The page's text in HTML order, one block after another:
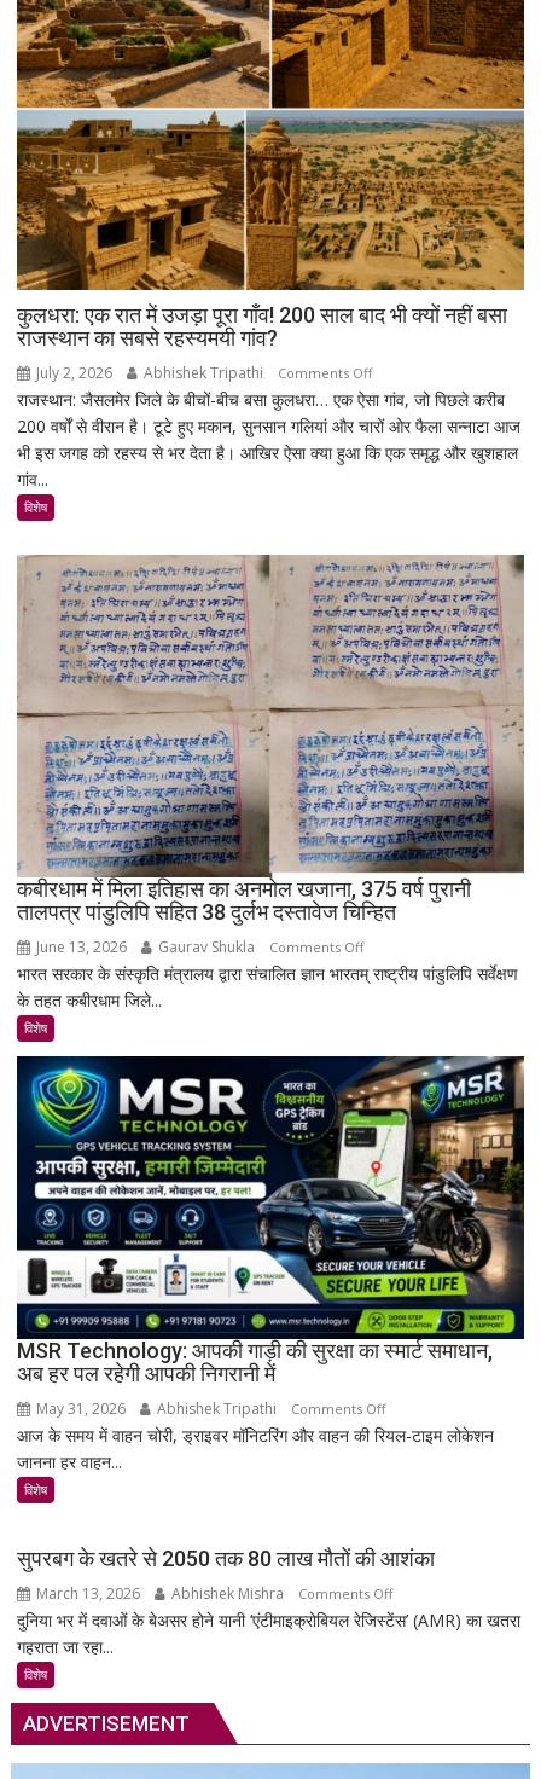
रोजगार
को
लेकर
सरकार
पर
साधा
निशाना
कुलधरा: एक रात में उजड़ा पूरा गाँव! 200 साल बाद भी क्यों नहीं बसा
राजस्थान का सबसे रहस्यमयी गांव?
July 2, 2026 Abhishek Tripathi Comments Offon
कुलधरा:
एक
रात
गाँव!
200
साल
बाद
भी
क्यों
बसा
राजस्थान
का
सबसे
रहस्यमयी
गांव?
राजस्थान: जैसलमेर जिले के बीचों-बीच बसा कुलधरा… एक ऐसा गांव, जो पिछले करीब
200 वर्षों से वीरान है। टूटे हुए मकान, सुनसान गलियां और चारों ओर फैला सन्नाटा आज
भी इस जगह को रहस्य से भर देता है। आखिर ऐसा क्या हुआ कि एक समृद्ध और खुशहाल
गांव...
विशेष
कबीरधाम में मिला इतिहास का अनमोल खजाना, 375 वर्ष पुरानी
तालपत्र पांडुलिपि सहित 38 दुर्लभ दस्तावेज चिन्हित
June 13, 2026 Gaurav Shukla Comments Offon
कबीरधाम
का
अनमोल
खजाना,
375
वर्ष
पुरानी
तालपत्र
पांडुलिपि
सहित
38
दुर्लभ
भारत सरकार के संस्कृति मंत्रालय द्वारा संचालित ज्ञान भारतम् राष्ट्रीय पांडुलिपि सर्वेक्षण
के तहत कबीरधाम जिले...
विशेष
MSR Technology: आपकी गाड़ी की सुरक्षा का स्मार्ट समाधान,
अब हर पल रहेगी आपकी निगरानी में
May 31, 2026 Abhishek Tripathi Comments Offon
MSR
सुरक्षा
का
स्मार्ट
आज के समय में वाहन चोरी, ड्राइवर मॉनिटरिंग और वाहन की रियल-टाइम लोकेशन
जानना हर वाहन...
विशेष
सुपरबग के खतरे से 2050 तक 80 लाख मौतों की आशंका
March 13, 2026 Abhishek Mishra Comments Offon
सुपरबग
दुनिया भर में दवाओं के बेअसर होने यानी ‘एंटीमाइक्रोबियल रेजिस्टेंस’ (AMR) का खतरा
गहराता जा रहा...
विशेष
ADVERTISEMENT